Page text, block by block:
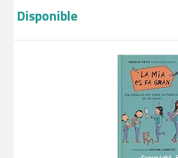
Disponible